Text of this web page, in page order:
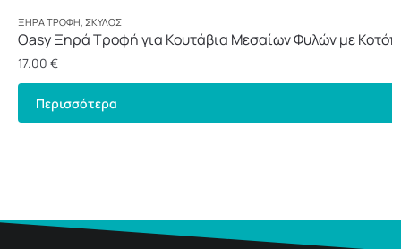
ΞΗΡΆ ΤΡΟΦΉ, ΣΚΎΛΟΣ
Oasy Ξηρά Τροφή για Κουτάβια Μεσαίων Φυλών με
17.00 €
Περισσότερα